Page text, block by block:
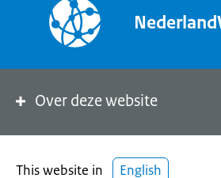
Over deze website
This website in English